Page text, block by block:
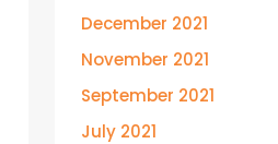
December 2021
November 2021
September 2021
July 2021